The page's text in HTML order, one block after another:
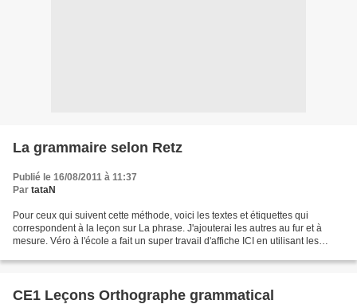
La grammaire selon Retz
Publié le 16/08/2011 à 11:37
Par tataN
Pour ceux qui suivent cette méthode, voici les textes et étiquettes qui
correspondent à la leçon sur La phrase. J'ajouterai les autres au fur et à
mesure. Véro à l'école a fait un super travail d'affiche ICI en utilisant les
CE1 Leçons Orthographe grammatical